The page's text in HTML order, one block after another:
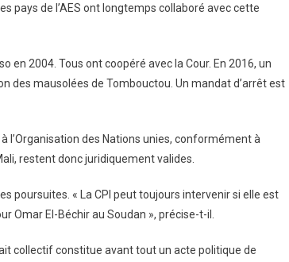
pays de l’AES ont longtemps collaboré avec cette
en 2004. Tous ont coopéré avec la Cour. En 2016, un
des mausolées de Tombouctou. Un mandat d’arrêt est
l’Organisation des Nations unies, conformément à
restent donc juridiquement valides.
poursuites. « La CPI peut toujours intervenir si elle est
Omar El-Béchir au Soudan », précise-t-il.
collectif constitue avant tout un acte politique de